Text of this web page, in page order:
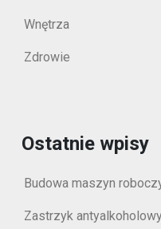
Wnętrza
Zdrowie
Ostatnie wpisy
Budowa maszyn
Zastrzyk